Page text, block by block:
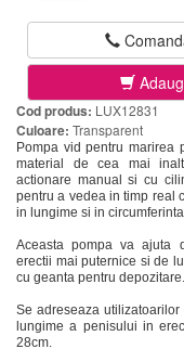
Cod produs: LUX12831
Culoare: Transparent
Pompa vid pentru marirea
material de cea mai
actionare manual si cu
pentru a vedea in timp real
in lungime si in
Aceasta pompa va ajuta
erectii mai puternice si de
cu geanta pentru depozitare.
Se adreseaza
lungime a penisului in
28cm.